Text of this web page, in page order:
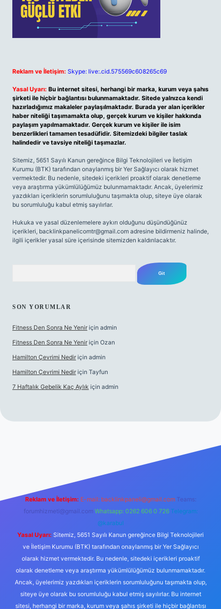
Reklam ve İletişim: Skype: live:.cid.575569c608265c69
Yasal Uyarı: Bu internet sitesi, herhangi bir marka, kurum veya şahıs
şirketi ile hiçbir bağlantısı bulunmamaktadır. Sitede yalnızca kendi
hazırladığımız makaleler paylaşılmaktadır. Burada yer alan içerikler
haber niteliği taşımamakta olup, gerçek kurum ve kişiler hakkında
paylaşım yapılmamaktadır. Gerçek kurum ve kişiler ile isim
benzerlikleri tamamen tesadüfidir. Sitemizdeki bilgiler taslak
halindedir ve tavsiye niteliği taşımazlar.
Sitemiz, 5651 Sayılı Kanun gereğince Bilgi Teknolojileri ve İletişim
Kurumu (BTK) tarafından onaylanmış bir Yer Sağlayıcı olarak hizmet
vermektedir. Bu nedenle, sitedeki içerikleri proaktif olarak denetleme
veya araştırma yükümlülüğümüz bulunmamaktadır. Ancak, üyelerimiz
yazdıkları içeriklerin sorumluluğunu taşımakta olup, siteye üye olarak
bu sorumluluğu kabul etmiş sayılırlar.
Hukuka ve yasal düzenlemelere aykırı olduğunu düşündüğünüz
içerikleri, backlinkpanelicomtr@gmail.com adresine bildirmeniz halinde,
ilgili içerikler yasal süre içerisinde sitemizden kaldırılacaktır.
SON YORUMLAR
Fitness Den Sonra Ne Yenir için admin
Fitness Den Sonra Ne Yenir için Ozan
Hamilton Çevrimi Nedir için admin
Hamilton Çevrimi Nedir için Tayfun
7 Haftalık Gebelik Kaç Aylık için admin
Reklam ve İletişim: E-mail: backlinkpaneli@gmail.com Teams:
forumhizmeti@gmail.com Whatsapp: 0262 606 0 726 Telegram:
@karabul
Yasal Uyarı: Sitemiz, 5651 Sayılı Kanun gereğince Bilgi Teknolojileri
ve İletişim Kurumu (BTK) tarafından onaylanmış bir Yer Sağlayıcı
olarak hizmet vermektedir. Bu nedenle, sitedeki içerikleri proaktif
olarak denetleme veya araştırma yükümlülüğümüz bulunmamaktadır.
Ancak, üyelerimiz yazdıkları içeriklerin sorumluluğunu taşımakta olup,
siteye üye olarak bu sorumluluğu kabul etmiş sayılırlar. Bu internet
sitesi, herhangi bir marka, kurum veya şahıs şirketi ile hiçbir bağlantısı